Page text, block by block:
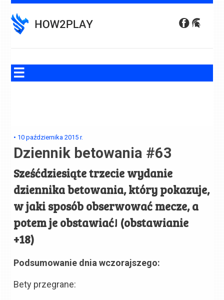
to
content
• 10 października 2015 r.
Dziennik betowania #63
Sześćdziesiąte trzecie wydanie
dziennika betowania, który pokazuje,
w jaki sposób obserwować mecze, a
potem je obstawiać! (obstawianie
+18)
Podsumowanie dnia wczorajszego:
Bety przegrane: